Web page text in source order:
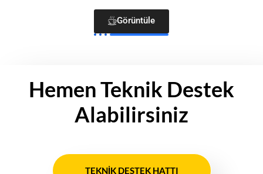
Görüntüle
Hemen Teknik Destek
Alabilirsiniz
TEKNIK DESTEK HATTI